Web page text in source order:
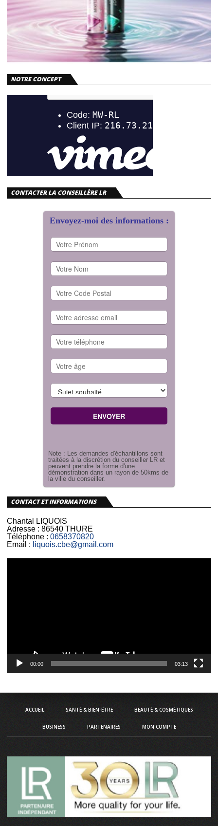
NOTRE CONCEPT
CONTACTER LA CONSEILLÈRE LR
Envoyez-moi des informations :
Note : Les demandes d'échantillons sont
traitées à la discrétion du conseiller LR et
peuvent prendre la forme d'une
démonstration dans un rayon de 50kms de
la ville du conseiller.
CONTACT ET INFORMATIONS
Chantal LIQUOIS
Adresse : 86540 THURE
Téléphone : 0658370820
Email : liquois.cbe@gmail.com
00:00 03:13
ACCUEIL SANTÉ & BIEN-ÊTRE BEAUTÉ & COSMÉTIQUES
BUSINESS PARTENAIRES MON COMPTE